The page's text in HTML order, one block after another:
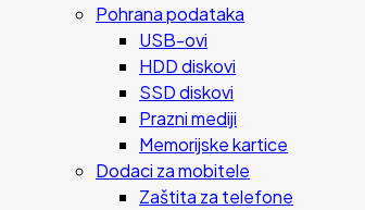
Pohrana podataka
USB-ovi
HDD diskovi
SSD diskovi
Prazni mediji
Memorijske kartice
Dodaci za mobitele
Zaštita za telefone